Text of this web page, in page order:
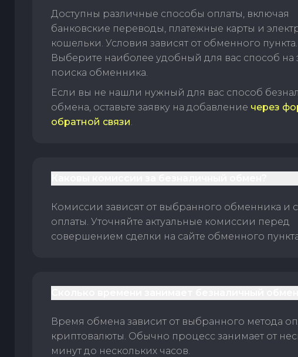
Доступны различные способы оплаты, включая
банковские переводы, платежные карты и
кошельки. Условия зависят от обменного пункта.
Выберите наиболее удобный для вас способ на
поиска обменника.
Если вы не нашли нужный для вас способ
обмена, оставьте заявку на добавление через
обратной связи
Комиссии зависят от выбранного обменника и
оплаты. Уточняйте актуальные комиссии перед
совершением сделки на сайте обменного
Время обмена зависит от выбранного метода
криптовалюты. Обычно процесс занимает от
минут до нескольких часов.